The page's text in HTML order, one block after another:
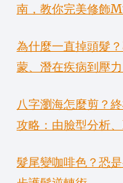
南，教你完美修飾
為什麼一直掉頭髮
蒙、潛在疾病到壓
八字瀏海怎麼剪？
攻略：由臉型分析
髮尾變咖啡色？恐